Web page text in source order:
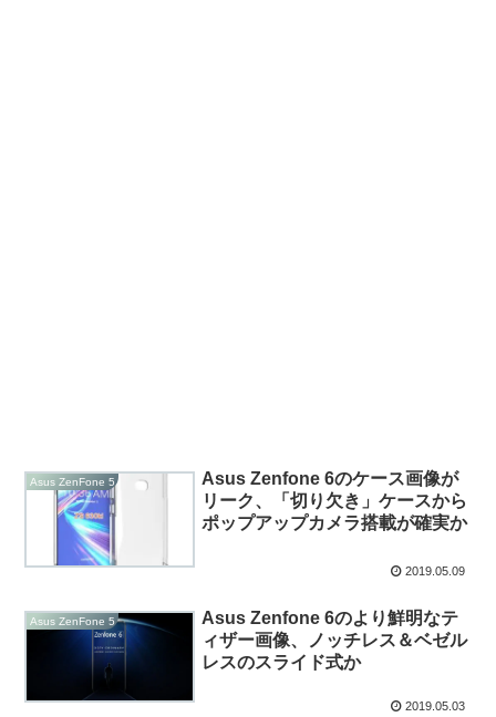
Asus ZenFone 5
Asus Zenfone 6のケース画像が
リーク、「切り欠き」ケースから
ポップアップカメラ搭載が確実か
2019.05.09
Asus ZenFone 5
Asus Zenfone 6のより鮮明なテ
ィザー画像、ノッチレス＆ベゼル
レスのスライド式か
2019.05.03